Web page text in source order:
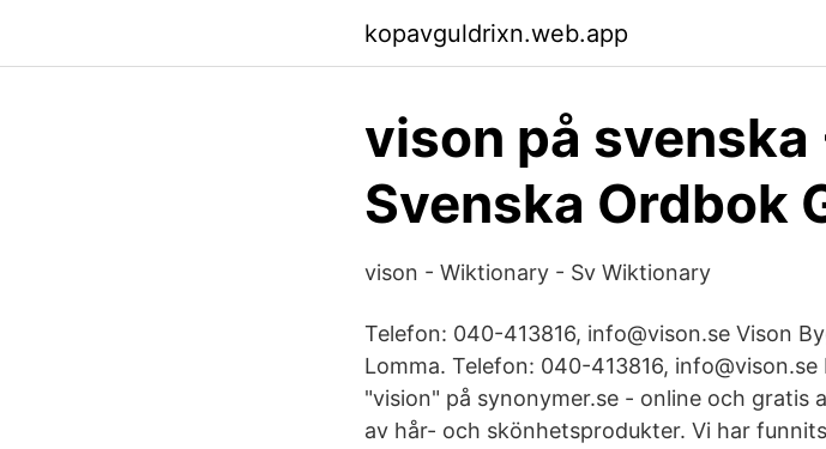
kopavguldrixn.web.app
vison på svenska
Svenska Ordbok
vison - Wiktionary - Sv Wiktionary
Telefon: 040-413816, info@vison.se Vison
Lomma. Telefon: 040-413816,
"vision" på synonymer.se - online och gratis
av hår- och skönhetsprodukter. Vi har